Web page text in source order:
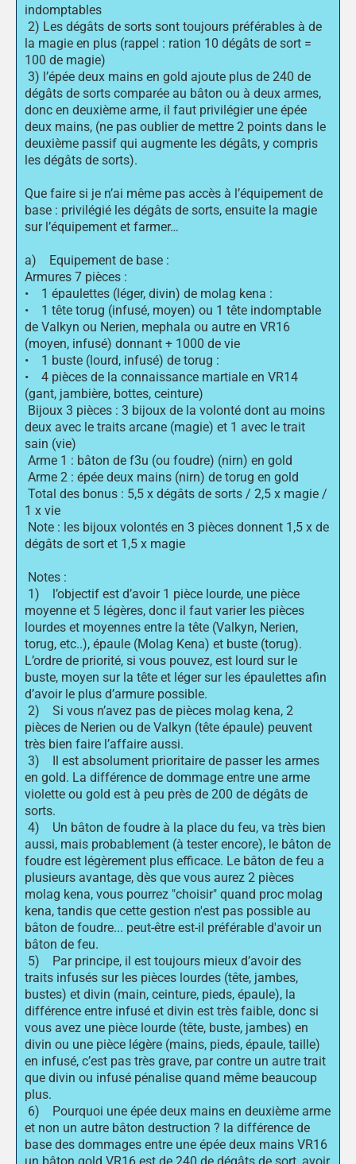
indomptables
2) Les dégâts de sorts sont toujours préférables à de
la magie en plus (rappel : ration 10 dégâts de sort =
100 de magie)
3) l’épée deux mains en gold ajoute plus de 240 de
dégâts de sorts comparée au bâton ou à deux armes,
donc en deuxième arme, il faut privilégier une épée
deux mains, (ne pas oublier de mettre 2 points dans le
deuxième passif qui augmente les dégâts, y compris
les dégâts de sorts).
Que faire si je n’ai même pas accès à l’équipement de
base : privilégié les dégâts de sorts, ensuite la magie
sur l’équipement et farmer…
a) Equipement de base :
Armures 7 pièces :
• 1 épaulettes (léger, divin) de molag kena :
• 1 tête torug (infusé, moyen) ou 1 tête indomptable
de Valkyn ou Nerien, mephala ou autre en VR16
(moyen, infusé) donnant + 1000 de vie
• 1 buste (lourd, infusé) de torug :
• 4 pièces de la connaissance martiale en VR14
(gant, jambière, bottes, ceinture)
Bijoux 3 pièces : 3 bijoux de la volonté dont au moins
deux avec le traits arcane (magie) et 1 avec le trait
sain (vie)
Arme 1 : bâton de f3u (ou foudre) (nirn) en gold
Arme 2 : épée deux mains (nirn) de torug en gold
Total des bonus : 5,5 x dégâts de sorts / 2,5 x magie /
1 x vie
Note : les bijoux volontés en 3 pièces donnent 1,5 x de
dégâts de sort et 1,5 x magie
Notes :
1) l’objectif est d’avoir 1 pièce lourde, une pièce
moyenne et 5 légères, donc il faut varier les pièces
lourdes et moyennes entre la tête (Valkyn, Nerien,
torug, etc..), épaule (Molag Kena) et buste (torug).
L’ordre de priorité, si vous pouvez, est lourd sur le
buste, moyen sur la tête et léger sur les épaulettes afin
d’avoir le plus d’armure possible.
2) Si vous n’avez pas de pièces molag kena, 2
pièces de Nerien ou de Valkyn (tête épaule) peuvent
très bien faire l’affaire aussi.
3) Il est absolument prioritaire de passer les armes
en gold. La différence de dommage entre une arme
violette ou gold est à peu près de 200 de dégâts de
sorts.
4) Un bâton de foudre à la place du feu, va très bien
aussi, mais probablement (à tester encore), le bâton de
foudre est légèrement plus efficace. Le bâton de feu a
plusieurs avantage, dès que vous aurez 2 pièces
molag kena, vous pourrez "choisir" quand proc molag
kena, tandis que cette gestion n'est pas possible au
bâton de foudre... peut-être est-il préférable d'avoir un
bâton de feu.
5) Par principe, il est toujours mieux d’avoir des
traits infusés sur les pièces lourdes (tête, jambes,
bustes) et divin (main, ceinture, pieds, épaule), la
différence entre infusé et divin est très faible, donc si
vous avez une pièce lourde (tête, buste, jambes) en
divin ou une pièce légère (mains, pieds, épaule, taille)
en infusé, c’est pas très grave, par contre un autre trait
que divin ou infusé pénalise quand même beaucoup
plus.
6) Pourquoi une épée deux mains en deuxième arme
et non un autre bâton destruction ? la différence de
base des dommages entre une épée deux mains VR16